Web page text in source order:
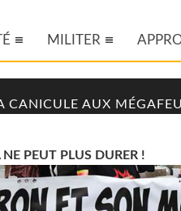
MILITER
CANICULE AUX
PEUT PLUS DURER !